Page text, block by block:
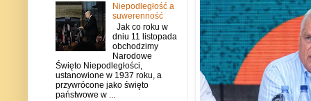
Niepodległość a
suwerenność
Jak co roku w
dniu 11 listopada
obchodzimy
Narodowe
Święto Niepodległości,
ustanowione w 1937 roku, a
przywrócone jako święto
państwowe w ...